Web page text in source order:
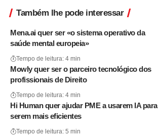
Também lhe pode interessar
Mena.ai quer ser «o sistema operativo da
saúde mental europeia»
Tempo de leitura: 4 min
Mowly quer ser o parceiro tecnológico dos
profissionais de Direito
Tempo de leitura: 4 min
Hi Human quer ajudar PME a usarem IA para
serem mais eficientes
Tempo de leitura: 5 min